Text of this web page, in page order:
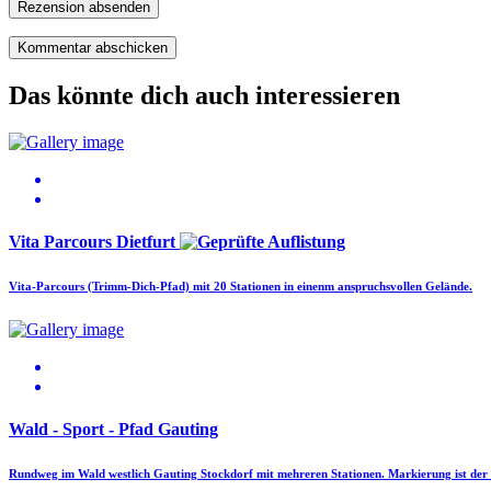
Rezension absenden
Das könnte dich auch interessieren
Vita Parcours Dietfurt
Vita-Parcours (Trimm-Dich-Pfad) mit 20 Stationen in einenm anspruchsvollen Gelände.
Wald - Sport - Pfad Gauting
Rundweg im Wald westlich Gauting Stockdorf mit mehreren Stationen. Markierung ist